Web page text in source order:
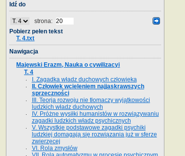
Idź do
strona:
Pobierz pełen tekst
T. 4.txt
Nawigacja
Majewski Erazm, Nauka o cywilizacyi
T. 4
I. Zagadka władz duchowych człowieka
II. Człowiek wcieleniem najjaskrawszych
sprzeczności
III. Teorja rozwoju nie tłomaczy wyjątkowości
ludzkich władz duchowych
IV. Próżne wysiłki humanistów w rozwiązywaniu
zagadki ludzkich władz psychicznych
V. Wszystkie podstawowe zagadki psychiki
ludzkiej domagają się rozwiązania już w sferze
zwierzęcej
VI. Rola zmysłów